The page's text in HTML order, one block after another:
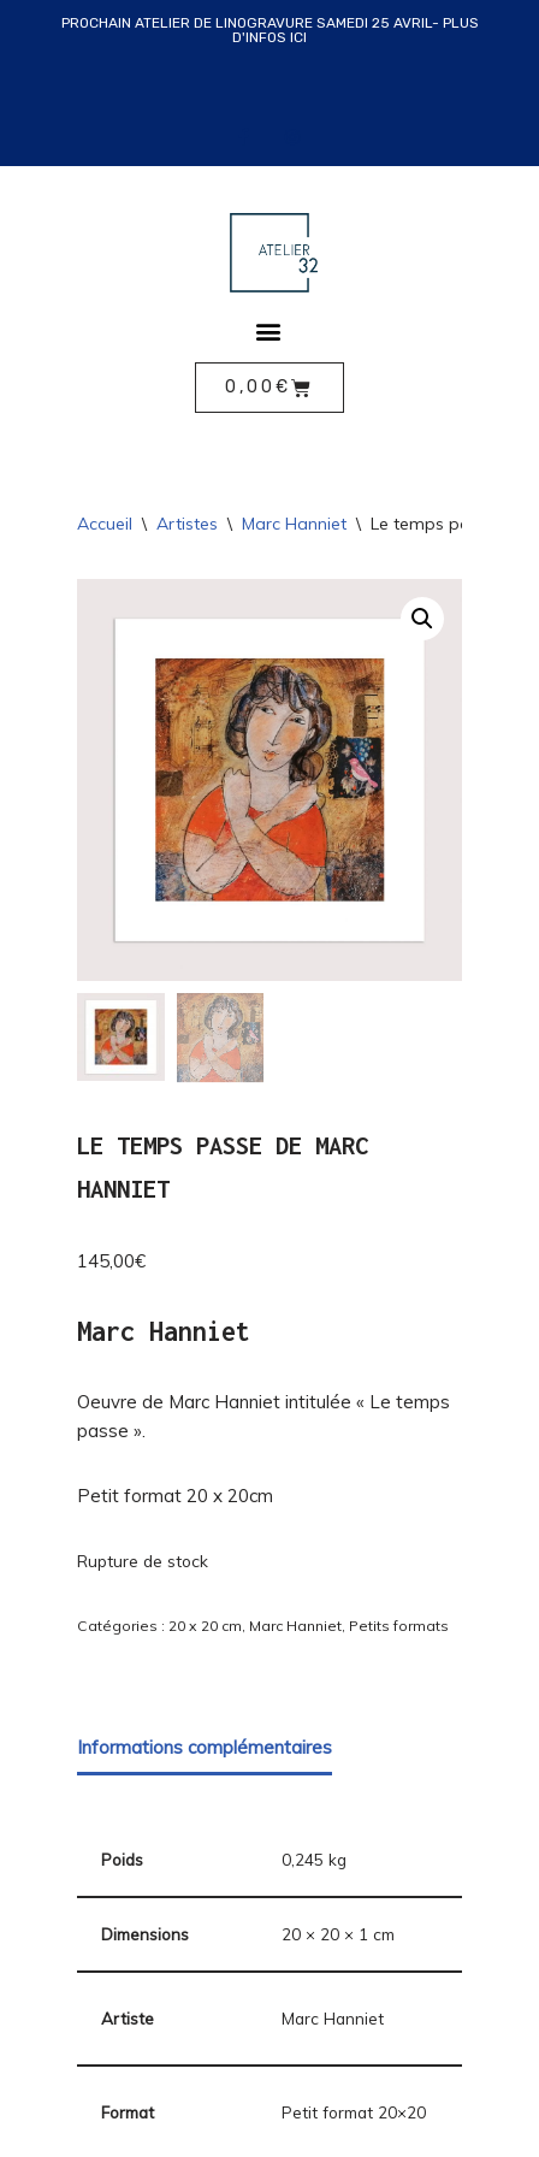
PROCHAIN ATELIER DE LINOGRAVURE SAMEDI 25 AVRIL- PLUS
D'INFOS ICI
0,00 €
Accueil \ Artistes \ Marc Hanniet \ Le temps passe de
LE TEMPS PASSE DE MARC
HANNIET
145,00€
Marc Hanniet
Oeuvre de Marc Hanniet intitulée « Le temps
passe ».
Petit format 20 x 20cm
Rupture de stock
Catégories : 20 x 20 cm Marc Hanniet Petits formats
Informations complémentaires
Poids 0,245 kg
Dimensions 20 × 20 × 1 cm
Artiste Marc Hanniet
Format Petit format 20×20